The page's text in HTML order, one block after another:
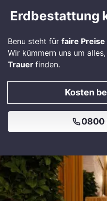
Erdbestattung
Benu steht für faire Preise
Wir kümmern uns um
Trauer finden.
Kosten
0800